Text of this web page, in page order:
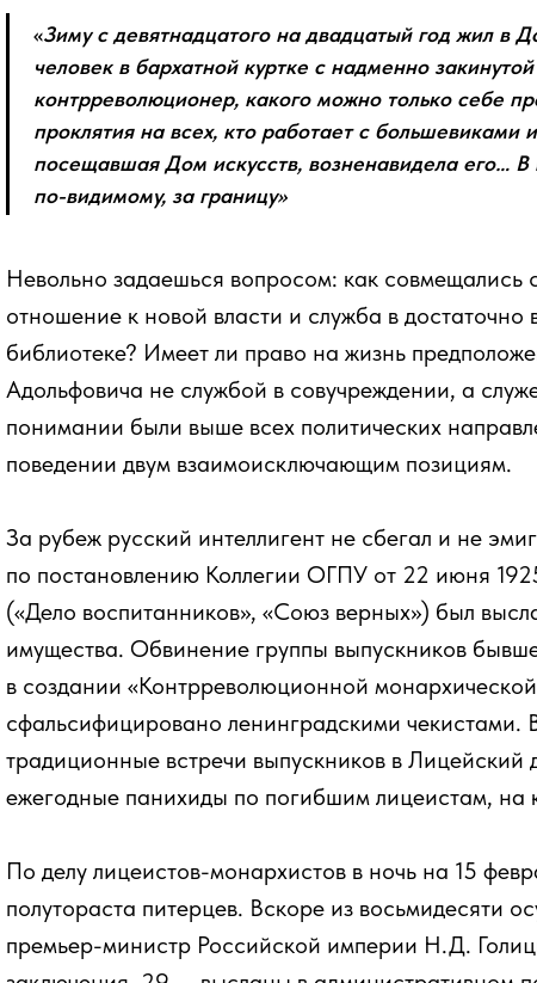
«Зиму с девятнадцатого на двадцатый год жил в
человек в бархатной куртке с надменно
контрреволюционер, какого можно только себе
проклятия на всех, кто работает с
посещавшая Дом искусств, возненавидела его…
по-видимому, за границу»
Невольно задаешься вопросом: как
отношение к новой власти и служба в
библиотеке? Имеет ли право на жизнь
Адольфовича не службой в совучреждении, а
понимании были выше всех политических
поведении двум взаимоисключающим позициям.
За рубеж русский интеллигент не сбегал и не
по постановлению Коллегии ОГПУ от 22 июня
(«Дело воспитанников», «Союз верных») был
имущества. Обвинение группы выпускников
в создании «Контрреволюционной
сфальсифицировано ленинградскими чекистами.
традиционные встречи выпускников в
ежегодные панихиды по погибшим лицеистам, на
По делу лицеистов-монархистов в ночь на 15
полутораста питерцев. Вскоре из восьмидесяти
премьер-министр Российской империи Н.Д.